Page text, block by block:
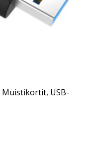
Muistikortit, USB-